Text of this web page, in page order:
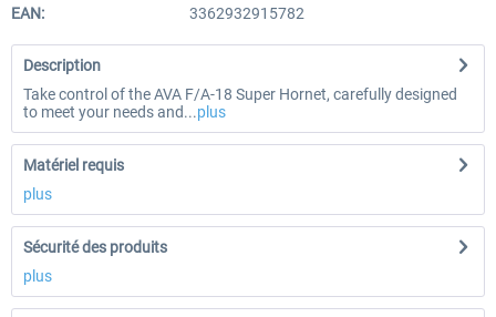
EAN:
3362932915782
Description
Take control of the AVA F/A-18 Super Hornet, carefully designed
to meet your needs and...plus
Matériel requis
plus
Sécurité des produits
plus